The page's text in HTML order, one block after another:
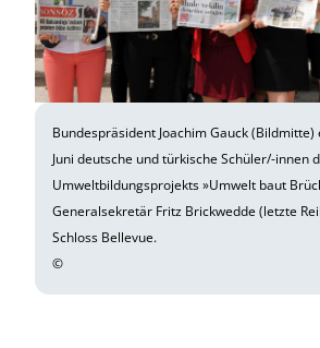
Bundespräsident Joachim Gauck
Juni deutsche und türkische Schüler/-innen
Umweltbildungsprojekts »Umwelt baut
Generalsekretär Fritz Brickwedde (letzte
Schloss Bellevue.
©